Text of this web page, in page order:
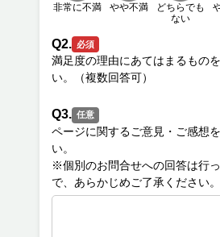
非常に不満 やや不満
どちらでも
ない
Q2. 必須
満足度の理由にあてはまるもの
Q3. 任意
ページに関するご意見・ご感想
い。
※個別のお問合せへの回答は行